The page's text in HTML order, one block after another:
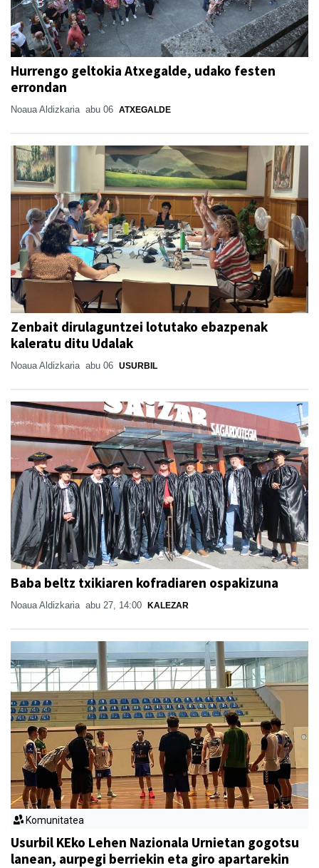
Hurrengo geltokia Atxegalde, udako festen
errondan
Noaua Aldizkaria abu 06 ATXEGALDE
Zenbait dirulaguntzei lotutako ebazpenak
kaleratu ditu Udalak
Noaua Aldizkaria abu 06 USURBIL
Baba beltz txikiaren kofradiaren ospakizuna
Noaua Aldizkaria abu 27, 14:00 KALEZAR
Komunitatea
Usurbil KEko Lehen Nazionala Urnietan gogotsu
lanean, aurpegi berriekin eta giro apartarekin